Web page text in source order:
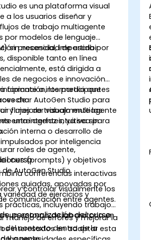
es una plataforma visual
a los usuarios diseñar y
de trabajo multiagente
por modelos de lenguaje
sin necesidad de escribir
presencial, impartida por
disponible tanto en línea
está dirigida a
de negocios e innovación
a intermedio que
AutoGen Studio para
y mejorar visualmente las
entre agentes, ya sea para
interna o desarrollo de
por inteligencia
formación, los participantes
de:
flujos de trabajo multiagente
una interfaz intuitiva sin
roles de agente,
(prompts) y objetivos
AutoGen Studio.
y controlar visualmente los
comunicación entre agentes.
manejo de errores y mejorar la
del contexto dentro de la
curso
conferencias interactivas
guiadas, apoyadas por
variedad de ejercicios y
prácticas, incluyendo trabajo
un entorno de laboratorio en
personalización del curso
interesados en adaptar esta